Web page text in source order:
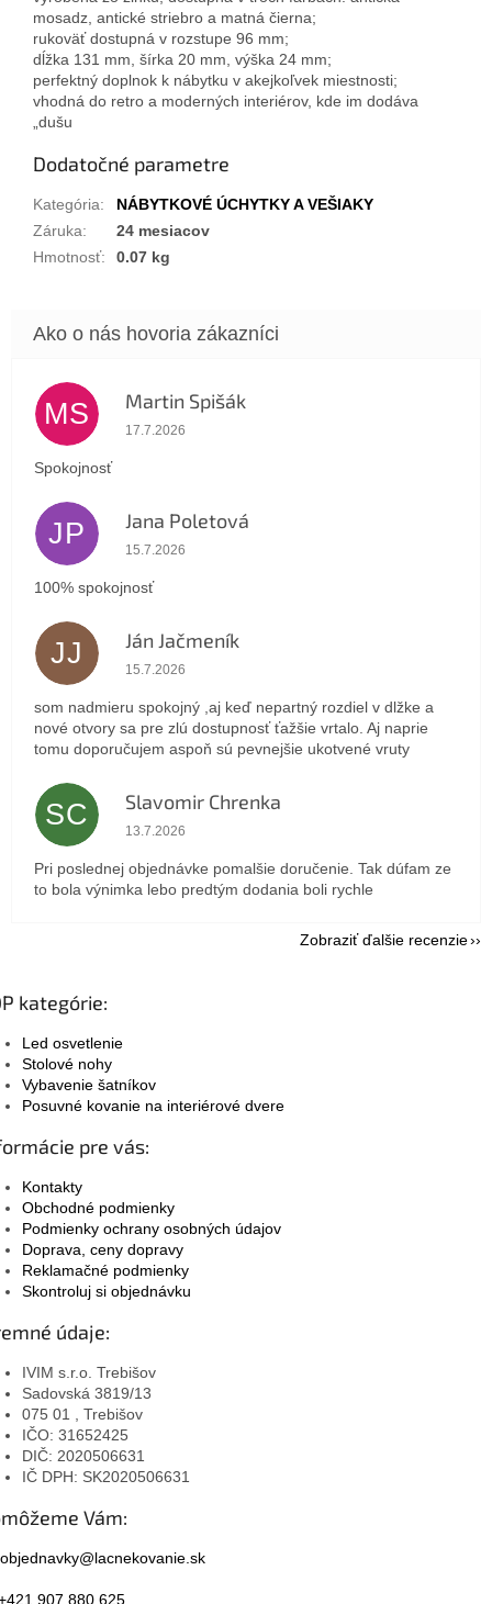
mosadz, antické striebro a matná čierna;
rukoväť dostupná v rozstupe 96 mm;
dĺžka 131 mm, šírka 20 mm, výška 24 mm;
perfektný doplnok k nábytku v akejkoľvek miestnosti;
vhodná do retro a moderných interiérov, kde im dodáva
„dušu
Dodatočné parametre
Kategória:
NÁBYTKOVÉ ÚCHYTKY A VEŠIAKY
Záruka:
24 mesiacov
Hmotnosť: 0.07 kg
MS Martin Spišák
Hodnotenie obchodu je 5 z 5 hviezdičiek.
17.7.2026
Spokojnosť
JP Jana Poletová
Hodnotenie obchodu je 5 z 5 hviezdičiek.
15.7.2026
100% spokojnosť
JJ Ján Jačmeník
Hodnotenie obchodu je 5 z 5 hviezdičiek.
15.7.2026
som nadmieru spokojný ,aj keď nepartný rozdiel v dlžke a
nové otvory sa pre zlú dostupnosť ťažšie vrtalo. Aj naprie
tomu doporučujem aspoň sú pevnejšie ukotvené vruty
SC Slavomir Chrenka
Hodnotenie obchodu je 5 z 5 hviezdičiek.
13.7.2026
Pri poslednej objednávke pomalšie doručenie. Tak dúfam ze
to bola výnimka lebo predtým dodania boli rychle
Zobraziť ďalšie recenzie
kategórie:
Led osvetlenie
Stolové nohy
Vybavenie šatníkov
Posuvné kovanie na interiérové dvere
pre vás:
Kontakty
Obchodné podmienky
Podmienky ochrany osobných údajov
Doprava, ceny dopravy
Reklamačné podmienky
Skontroluj si objednávku
údaje:
IVIM s.r.o. Trebišov
Sadovská 3819/13
075 01 , Trebišov
IČO: 31652425
DIČ: 2020506631
IČ DPH: SK2020506631
Vám:
objednavky@lacnekovanie.sk
907 880 625